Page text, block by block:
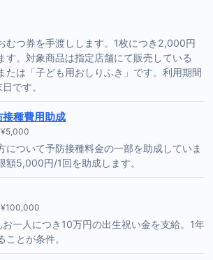
むつ券を手渡しします。1枚につき2,000円
す。対象商品は指定店舗にて販売している
たは「子ども用おしりふき」です。利用期間
です。
種費用助成
¥5,000
について予防接種料金の一部を助成していま
額5,000円/1回を助成します。
¥100,000
一人につき10万円の出生祝い金を支給。1年
とが条件。